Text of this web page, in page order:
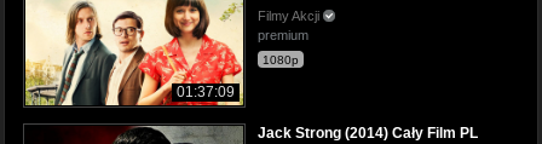
01:37:09
Filmy Akcji
premium
1080p
Jack Strong (2014) Cały Film PL